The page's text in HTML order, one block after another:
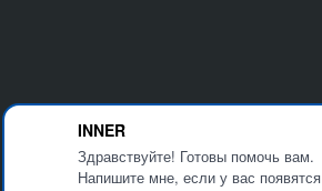
INNER
Здравствуйте! Готовы помочь вам.
Напишите мне, если у вас появятся